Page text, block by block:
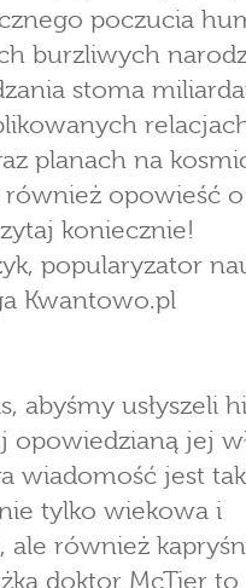
poczucia
burzliwych
stoma
planach na
opowieść o
koniecznie!
popularyzator
Kwantowo.pl
abyśmy usłyszeli
opowiedzianą jej
wiadomość jest
tylko wiekowa i
ale również
doktor McTier